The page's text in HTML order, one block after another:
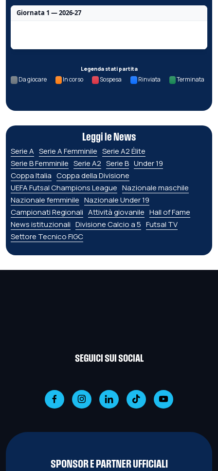
Giornata 1 — 2026-27
Legenda stati partita
Da giocare In corso Sospesa Rinviata Terminata
Leggi le News
Serie A Serie A Femminile Serie A2 Élite
Serie B Femminile Serie A2 Serie B Under 19
Coppa Italia Coppa della Divisione
UEFA Futsal Champions League Nazionale maschile
Nazionale femminile Nazionale Under 19
Campionati Regionali Attività giovanile Hall of Fame
News istituzionali Divisione Calcio a 5 Futsal TV
Settore Tecnico FIGC
SEGUICI SUI SOCIAL
SPONSOR E PARTNER UFFICIALI